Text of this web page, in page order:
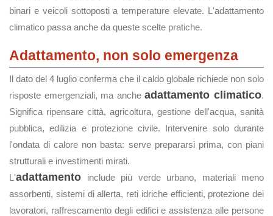
binari e veicoli sottoposti a temperature elevate. L'adattamento
climatico passa anche da queste scelte pratiche.
Adattamento, non solo emergenza
Il dato del 4 luglio conferma che il caldo globale richiede non solo
risposte emergenziali, ma ancheadattamento climatico.
Significa ripensare città, agricoltura, gestione dell'acqua, sanità
pubblica, edilizia e protezione civile. Intervenire solo durante
l'ondata di calore non basta: serve prepararsi prima, con piani
strutturali e investimenti mirati.
L'adattamento include più verde urbano, materiali meno
assorbenti, sistemi di allerta, reti idriche efficienti, protezione dei
lavoratori, raffrescamento degli edifici e assistenza alle persone